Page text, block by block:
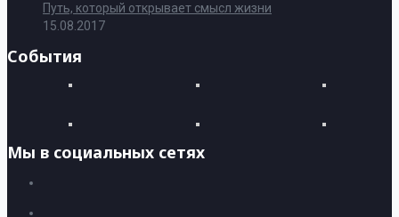
Путь, который открывает смысл жизни
15.08.2017
События
Мы в социальных сетях